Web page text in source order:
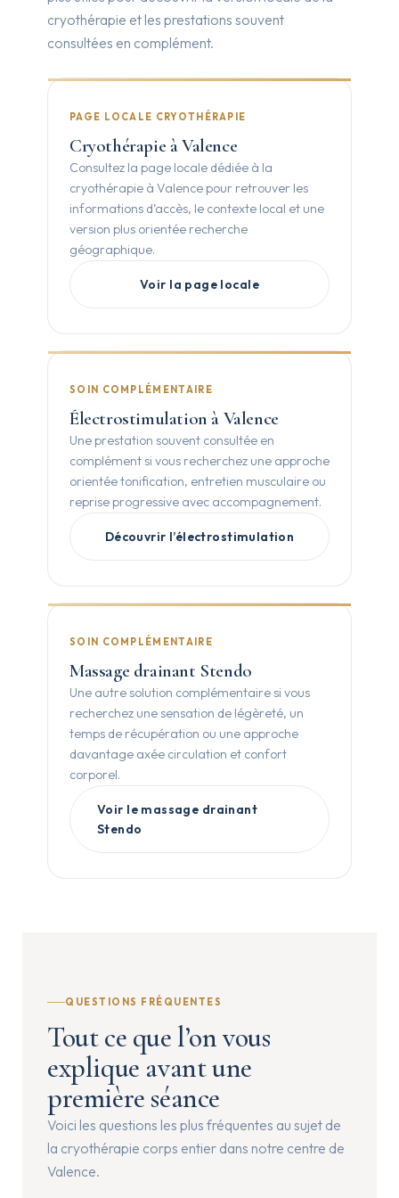
cryothérapie et les prestations souvent
consultées en complément.
PAGE LOCALE CRYOTHÉRAPIE
Cryothérapie à Valence
Consultez la page locale dédiée à la
cryothérapie à Valence pour retrouver les
informations d’accès, le contexte local et une
version plus orientée recherche
géographique.
Voir la page locale
SOIN COMPLÉMENTAIRE
Électrostimulation à Valence
Une prestation souvent consultée en
complément si vous recherchez une approche
orientée tonification, entretien musculaire ou
reprise progressive avec accompagnement.
Découvrir l’électrostimulation
SOIN COMPLÉMENTAIRE
Massage drainant Stendo
Une autre solution complémentaire si vous
recherchez une sensation de légèreté, un
temps de récupération ou une approche
davantage axée circulation et confort
corporel.
Voir le massage drainant
Stendo
QUESTIONS FRÉQUENTES
Tout ce que l’on vous
explique avant une
première séance
Voici les questions les plus fréquentes au sujet de
la cryothérapie corps entier dans notre centre de
Valence.